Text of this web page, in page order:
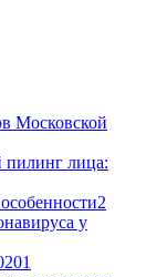
Московской
2
1